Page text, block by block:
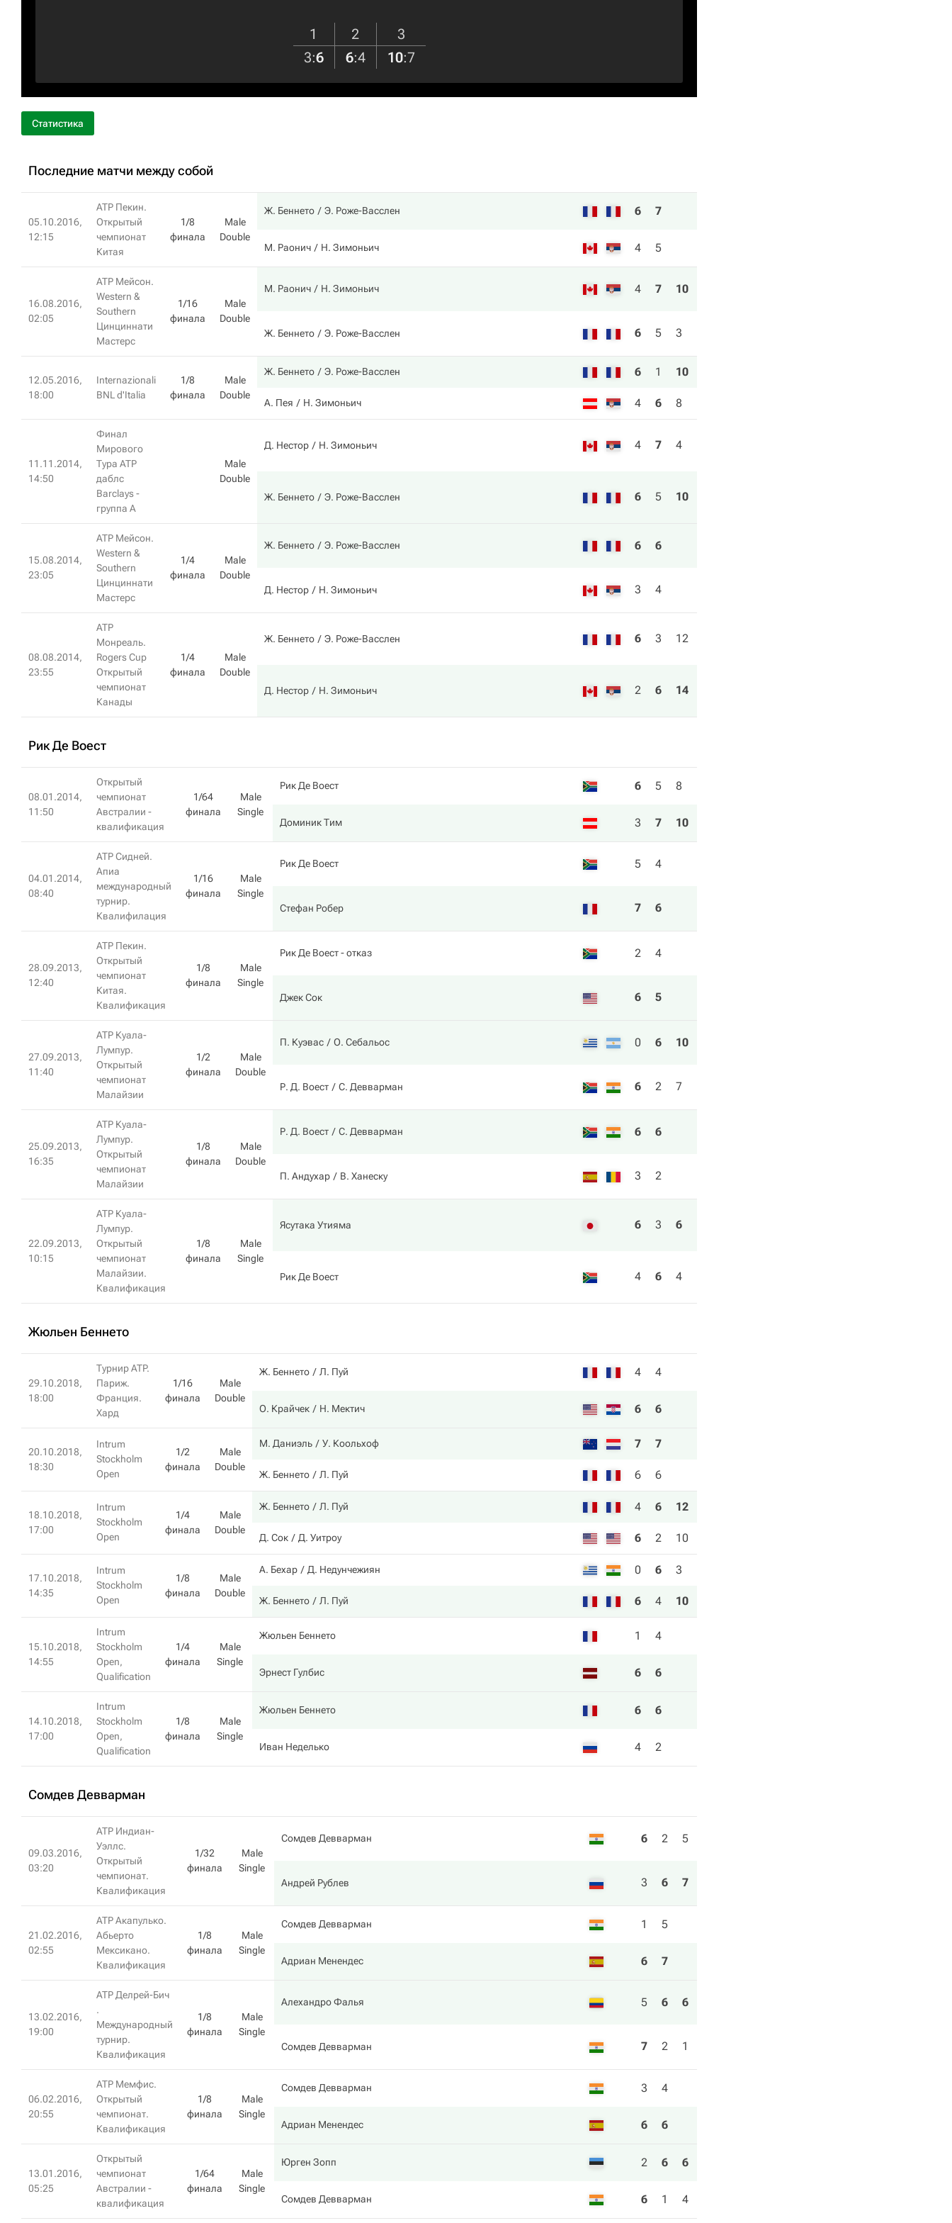
1 2
3
3:6 6:4 10:7
Статистика
Последние матчи между собой
05.10.2016,
12:15
ATP Пекин.
Открытый
чемпионат
Китая
1/8
финала
Male
Double
Ж. Беннето Э. Роже-Васслен 6 7
М. Раонич Н. Зимоньич 4 5
16.08.2016,
02:05
ATP Мейсон.
Western &
Southern
Цинциннати
Мастерс
1/16
финала
Male
Double
М. Раонич Н. Зимоньич 4 7 10
Ж. Беннето Э. Роже-Васслен 6 5 3
12.05.2016,
18:00
Internazionali
BNL d'Italia
1/8
финала
Male
Double
Ж. Беннето Э. Роже-Васслен 6 1 10
А. Пея Н. Зимоньич 4 6 8
11.11.2014,
14:50
Финал
Мирового
Тура ATP
даблс
Barclays -
группа A
Male
Double
Д. Нестор Н. Зимоньич 4 7 4
Ж. Беннето Э. Роже-Васслен 6 5 10
15.08.2014,
23:05
ATP Мейсон.
Western &
Southern
Цинциннати
Мастерс
1/4
финала
Male
Double
Ж. Беннето Э. Роже-Васслен 6 6
Д. Нестор Н. Зимоньич 3 4
08.08.2014,
23:55
ATP
Монреаль.
Rogers Cup
Открытый
чемпионат
Канады
1/4
финала
Male
Double
Ж. Беннето Э. Роже-Васслен 6 3 12
Д. Нестор Н. Зимоньич 2 6 14
Рик Де Воест
08.01.2014,
11:50
Открытый
чемпионат
Австралии -
квалификация
1/64
финала
Male
Single
Рик Де Воест 6 5 8
Доминик Тим 3 7 10
04.01.2014,
08:40
ATP Сидней.
Апиа
международный
турнир.
Квалифилация
1/16
финала
Male
Single
Рик Де Воест 5 4
Стефан Робер 7 6
28.09.2013,
12:40
ATP Пекин.
Открытый
чемпионат
Китая.
Квалификация
1/8
финала
Male
Single
Рик Де Воест- отказ 2 4
Джек Сок 6 5
27.09.2013,
11:40
ATP Куала-
Лумпур.
Открытый
чемпионат
Малайзии
1/2
финала
Male
Double
П. Куэвас О. Себальос 0 6 10
Р. Д. Воест С. Девварман 6 2 7
25.09.2013,
16:35
ATP Куала-
Лумпур.
Открытый
чемпионат
Малайзии
1/8
финала
Male
Double
Р. Д. Воест С. Девварман 6 6
П. Андухар В. Ханеску 3 2
22.09.2013,
10:15
ATP Куала-
Лумпур.
Открытый
чемпионат
Малайзии.
Квалификация
1/8
финала
Male
Single
Ясутака Утияма 6 3 6
Рик Де Воест 4 6 4
Жюльен Беннето
29.10.2018,
18:00
Турнир ATP.
Париж.
Франция.
Хард
1/16
финала
Male
Double
Ж. Беннето Л. Пуй 4 4
О. Крайчек Н. Мектич 6 6
20.10.2018,
18:30
Intrum
Stockholm
Open
1/2
финала
Male
Double
М. Даниэль У. Коольхоф 7 7
Ж. Беннето Л. Пуй 6 6
18.10.2018,
17:00
Intrum
Stockholm
Open
1/4
финала
Male
Double
Ж. Беннето Л. Пуй 4 6 12
Д. Сок Д. Уитроу 6 2 10
17.10.2018,
14:35
Intrum
Stockholm
Open
1/8
финала
Male
Double
А. Бехар Д. Недунчежиян 0 6 3
Ж. Беннето Л. Пуй 6 4 10
15.10.2018,
14:55
Intrum
Stockholm
Open,
Qualification
1/4
финала
Male
Single
Жюльен Беннето 1 4
Эрнест Гулбис 6 6
14.10.2018,
17:00
Intrum
Stockholm
Open,
Qualification
1/8
финала
Male
Single
Жюльен Беннето 6 6
Иван Неделько 4 2
Сомдев Девварман
09.03.2016,
03:20
ATP Индиан-
Уэллс.
Открытый
чемпионат.
Квалификация
1/32
финала
Male
Single
Сомдев Девварман 6 2 5
Андрей Рублев 3 6 7
21.02.2016,
02:55
ATP Акапулько.
Абьерто
Мексикано.
Квалификация
1/8
финала
Male
Single
Сомдев Девварман 1 5
Адриан Менендес 6 7
13.02.2016,
19:00
ATP Делрей-Бич
.
Международный
турнир.
Квалификация
1/8
финала
Male
Single
Алехандро Фалья 5 6 6
Сомдев Девварман 7 2 1
06.02.2016,
20:55
ATP Мемфис.
Открытый
чемпионат.
Квалификация
1/8
финала
Male
Single
Сомдев Девварман 3 4
Адриан Менендес 6 6
13.01.2016,
05:25
Открытый
чемпионат
Австралии -
квалификация
1/64
финала
Male
Single
Юрген Зопп 2 6 6
Сомдев Девварман 6 1 4